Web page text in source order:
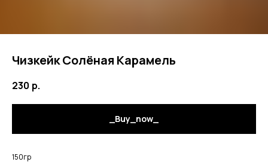
Чизкейк Солёная Карамель
230 р.
_Buy_now_
150гр